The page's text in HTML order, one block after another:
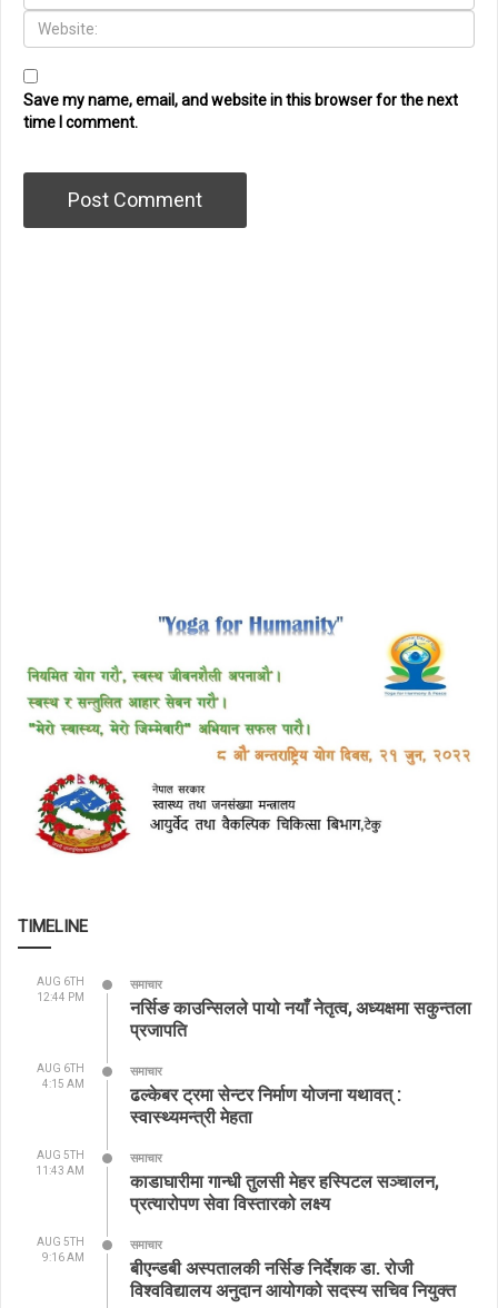
Save my name, email, and website in this browser for the next
time I comment.
TIMELINE
AUG 6TH
12:44 PM
समाचार
नर्सिङ काउन्सिलले पायो नयाँ नेतृत्व, अध्यक्षमा सकुन्तला
प्रजापति
AUG 6TH
4:15 AM
समाचार
ढल्केबर ट्रमा सेन्टर निर्माण योजना यथावत् :
स्वास्थ्यमन्त्री मेहता
AUG 5TH
11:43 AM
समाचार
काडाघारीमा गान्धी तुलसी मेहर हस्पिटल सञ्चालन,
प्रत्यारोपण सेवा विस्तारको लक्ष्य
AUG 5TH
9:16 AM
समाचार
बीएन्डबी अस्पतालकी नर्सिङ निर्देशक डा. रोजी
विश्वविद्यालय अनुदान आयोगको सदस्य सचिव नियुक्त